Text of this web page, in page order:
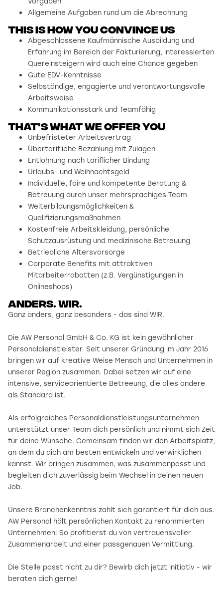
Allgemeine Aufgaben rund um die Abrechnung
This is how you convince us
Abgeschlossene Kaufmännische Ausbildung und
Erfahrung im Bereich der Fakturierung, interessierten
Quereinsteigern wird auch eine Chance gegeben
Gute EDV-Kenntnisse
Selbständige, engagierte und verantwortungsvolle
Arbeitsweise
Kommunikationsstark und Teamfähig
That's what we offer you
Unbefristeter Arbeitsvertrag
Übertarifliche Bezahlung mit Zulagen
Entlohnung nach tariflicher Bindung
Urlaubs- und Weihnachtsgeld
Individuelle, faire und kompetente Beratung &
Betreuung durch unser mehrsprachiges Team
Weiterbildungsmöglichkeiten &
Qualifizierungsmaßnahmen
Kostenfreie Arbeitskleidung, persönliche
Schutzausrüstung und medizinische Betreuung
Betriebliche Altersvorsorge
Corporate Benefits mit attraktiven
Mitarbeiterrabatten (z.B. Vergünstigungen in
Onlineshops)
Anders. wir.
Ganz anders, ganz besonders - das sind WIR.
Die AW Personal GmbH & Co. KG ist kein gewöhnlicher
Personaldienstleister. Seit unserer Gründung im Jahr 2016
bringen wir auf kreative Weise Mensch und Unternehmen in
unserer Region zusammen. Dabei setzen wir auf eine
intensive, serviceorientierte Betreeung, die alles andere
als Standard ist.
Als erfolgreiches Personaldienstleistungsunternehmen
unterstützt unser Team dich persönlich und nimmt sich Zeit
für deine Wünsche. Gemeinsam finden wir den Arbeitsplatz,
an dem du dich am besten entwickeln und verwirklichen
kannst. Wir bringen zusammen, was zusammenpasst und
begleiten dich zuverlässig beim Wechsel in deinen neuen
Job.
Unsere Branchenkenntnis zahlt sich garantiert für dich aus.
AW Personal hält persönlichen Kontakt zu renommierten
Unternehmen: So profitierst du von vertrauensvoller
Zusammenarbeit und einer passgenauen Vermittlung.
Die Stelle passt nicht zu dir? Bewirb dich jetzt initiativ - wir
beraten dich gerne!